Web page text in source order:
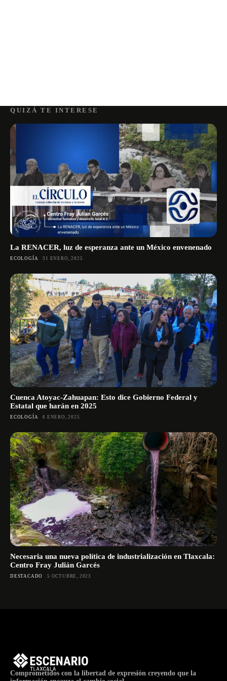
QUIZÁ TE INTERESE
La RENACER, luz de esperanza ante un México envenenado
ECOLOGÍA 31 ENERO, 2025
Cuenca Atoyac-Zahuapan: Esto dice Gobierno Federal y
Estatal que harán en 2025
ECOLOGÍA 6 ENERO, 2025
Necesaria una nueva política de industrialización en Tlaxcala:
Centro Fray Julián Garcés
DESTACADO 5 OCTUBRE, 2023
Comprometidos con la libertad de expresión creyendo que la